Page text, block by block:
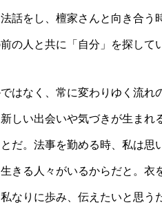
話をし、檀家さんと向き合う
の人と共に「自分」を探して
はなく、常に変わりゆく流
しい出会いや気づきが生ま
だ。法事を勤める時、私は
きる人々がいるからだと。
なりに歩み、伝えたいと思